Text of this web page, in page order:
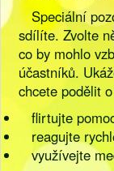
Speciální
sdílíte. Zvolte
co by mohlo
účastníků.
chcete podělit
flirtujte
reagujte
využívejte